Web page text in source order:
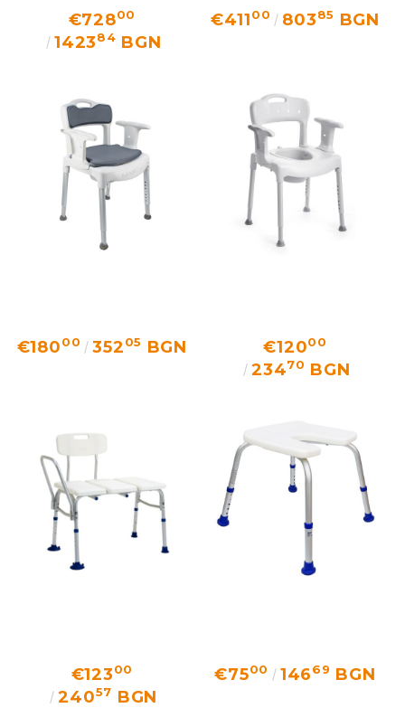
€72800
142384 BGN
€41100 80385 BGN
€18000 35205 BGN €12000
23470 BGN
€12300
24057 BGN
€7500 14669 BGN